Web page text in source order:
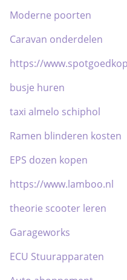
Moderne poorten
Caravan onderdelen
https://
busje huren
taxi almelo schiphol
Ramen blinderen kosten
EPS dozen kopen
https://www.lamboo.nl
theorie scooter leren
Garageworks
ECU Stuurapparaten